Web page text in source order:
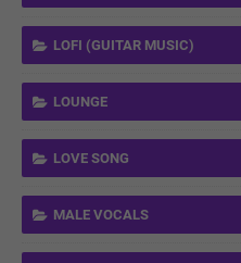
LOFI (GUITAR MUSIC)
LOUNGE
LOVE SONG
MALE VOCALS